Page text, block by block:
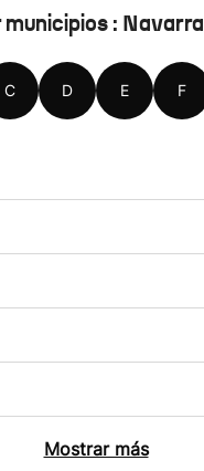
: Navarra
C D E F
Mostrar más